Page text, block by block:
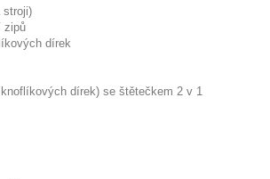
stroji)
zipů
dírek
knoflíkových dírek) se štětečkem 2 v 1